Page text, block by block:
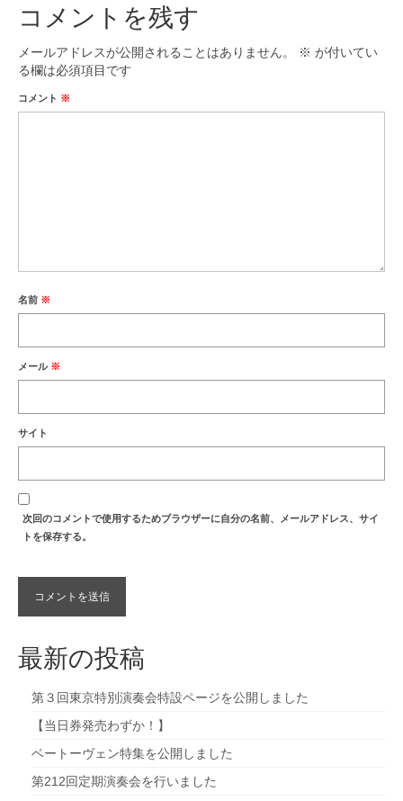
コメントを残す
メールアドレスが公開されることはありません。 ※ が付いてい
る欄は必須項目です
コメント ※
名前 ※
メール ※
サイト
次回のコメントで使用するためブラウザーに自分の名前、メールアドレス、サイ
トを保存する。
最新の投稿
第３回東京特別演奏会特設ページを公開しました
【当日券発売わずか！】
ベートーヴェン特集を公開しました
第212回定期演奏会を行いました